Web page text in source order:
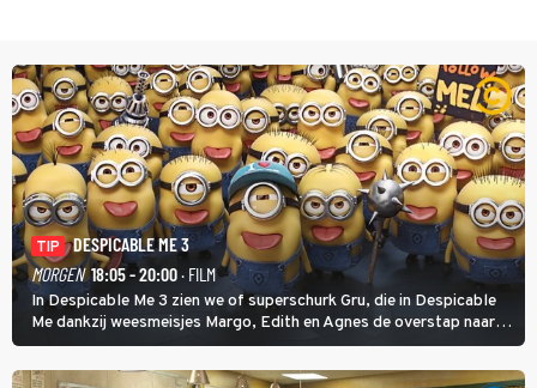
TIP
DESPICABLE ME 3
MORGEN 18:05 - 20:00· FILM
In Despicable Me 3 zien we of superschurk Gru, die in Despicable
Me dankzij weesmeisjes Margo, Edith en Agnes de overstap naar
het rechte pad maakte, ook op dat pad weet te blijven.